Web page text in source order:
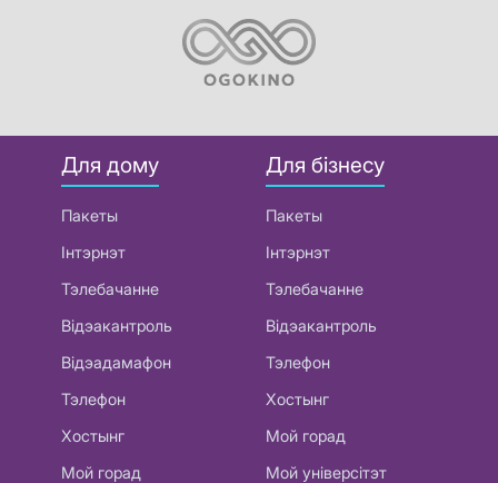
Для дому
Пакеты
Інтэрнэт
Тэлебачанне
Відэакантроль
Відэадамафон
Тэлефон
Хостынг
Мой горад
Для бізнесу
Пакеты
Інтэрнэт
Тэлебачанне
Відэакантроль
Тэлефон
Хостынг
Мой горад
Мой універсітэт